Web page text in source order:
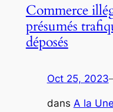
Commerce
présumés
déposés
Oct 25, 2023
dans A la Une